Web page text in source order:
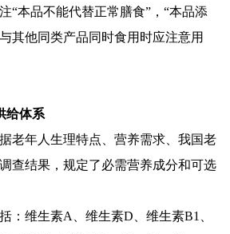
“本品不能代替正常膳食”，“本品添
其他同类产品同时食用时应注意用
给体系
老年人生理特点、营养需求、我国老
查结果，规定了必需营养成分和可选
：维生素A、维生素D、维生素B1、